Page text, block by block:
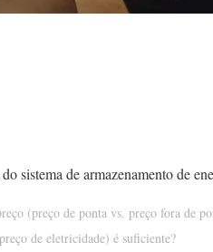
(preço de ponta vs. preço fora de
de eletricidade) é suficiente?